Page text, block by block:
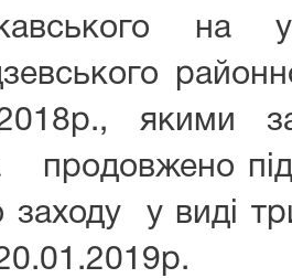
на
якими
продовжено
заходу у виді